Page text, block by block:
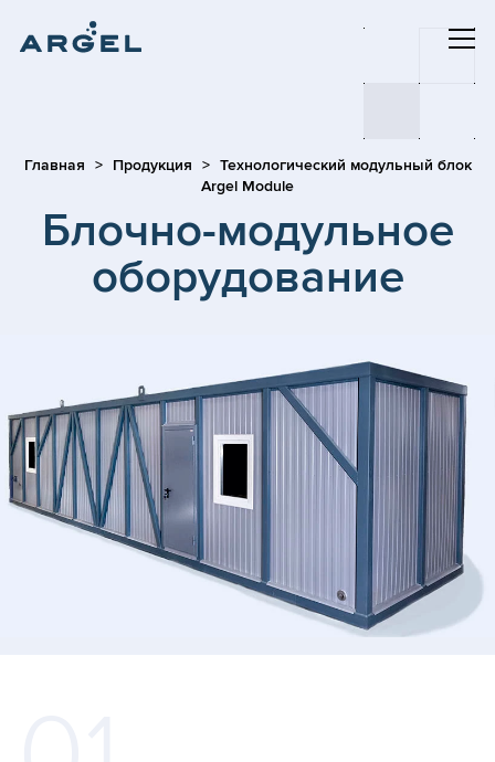
Главная Продукция
Технологический модульный блок
Argel Module
Блочно-модульное
оборудование